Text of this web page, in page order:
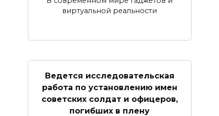
виртуальной реальности
Ведется исследовательская
работа по установлению имен
советских солдат и офицеров,
погибших в плену